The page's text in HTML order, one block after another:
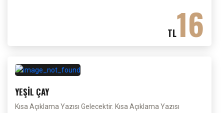
TL16
YEŞİL ÇAY
Kısa Açıklama Yazısı Gelecektir. Kısa Açıklama Yazısı